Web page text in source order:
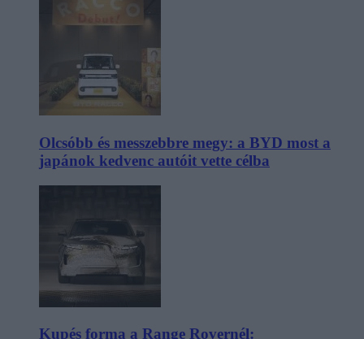
Olcsóbb és messzebbre megy: a BYD most a
japánok kedvenc autóit vette célba
Kupés forma a Range Rovernél: